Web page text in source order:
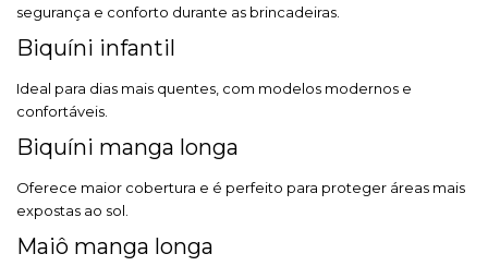
segurança e conforto durante as brincadeiras.
Biquíni infantil
Ideal para dias mais quentes, com modelos modernos e
confortáveis.
Biquíni manga longa
Oferece maior cobertura e é perfeito para proteger áreas mais
expostas ao sol.
Maiô manga longa